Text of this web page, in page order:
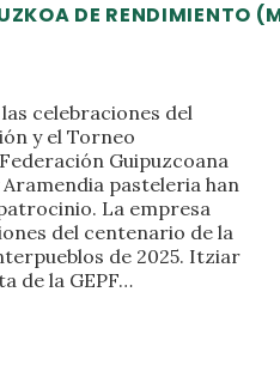
DE RENDIMIENTO
celebraciones del
y el Torneo
Guipuzcoana
Aramendia pasteleria han
La empresa
del centenario de la
de 2025. Itziar
de la GEPF…